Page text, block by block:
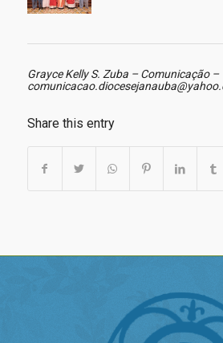
Grayce Kelly S. Zuba – Comunicação
Share this entry